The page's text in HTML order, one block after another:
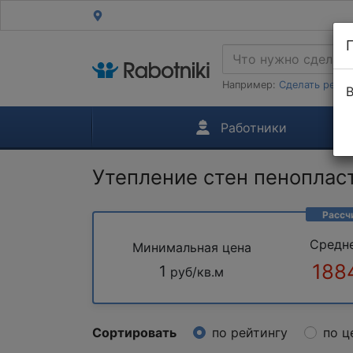
Например: Сделать
Работники
Утепление стен
Минимальная цена
1 руб/кв.м
Сортировать по рейтингу по